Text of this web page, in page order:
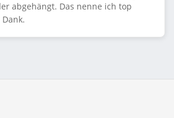
abgehängt. Das nenne ich top